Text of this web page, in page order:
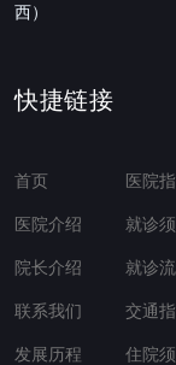
西）
快捷链接
首页
医院介绍
院长介绍
联系我们
发展历程
医院
就诊
就诊
交通
住院